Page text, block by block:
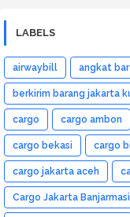
LABELS
airwaybill angkat
berkirim barang jakarta
cargo cargo ambon
cargo bekasi cargo
cargo jakarta aceh
Cargo Jakarta